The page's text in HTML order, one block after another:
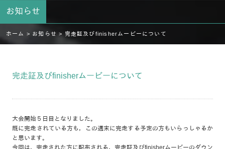
お知らせ
ホーム > お知らせ > 完走証及びfinisherムービーについて
完走証及びfinisherムービーについて
大会開始５日目となりました。
既に完走されている方も，この週末に完走する予定の方もいらっしゃるか
と思います。
今回は，完走された方に配布される，完走証及びfinisherムービーのダウン